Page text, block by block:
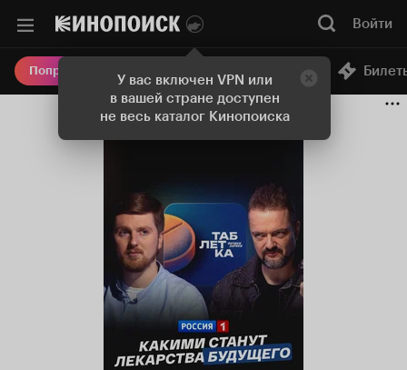
У вас включен VPN или
в вашей стране доступен
не весь каталог Кинопоиска
Войти
Попробовать Плюс Онлайн-кинотеатр